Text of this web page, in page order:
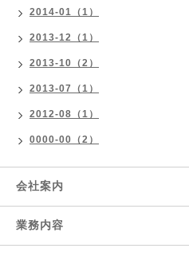
2014-01（1）
2013-12（1）
2013-10（2）
2013-07（1）
2012-08（1）
0000-00（2）
会社案内
業務内容